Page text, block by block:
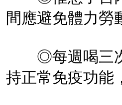
間應避免體力勞
◎每週喝三次
持正常免疫功能